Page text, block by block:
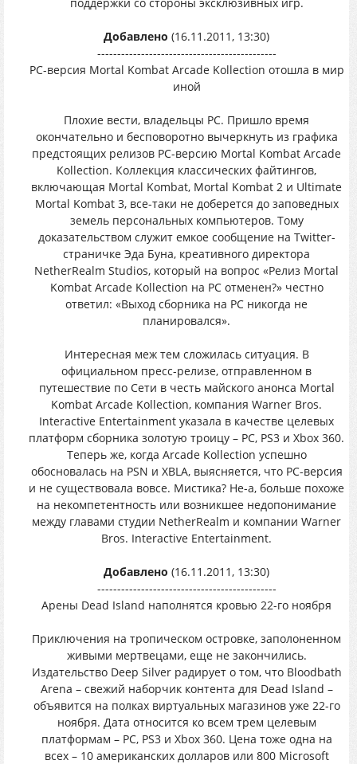
Добавлено (16.11.2011, 13:30)
---------------------------------------------
PC-версия Mortal Kombat Arcade Kollection отошла в мир
иной
Плохие вести, владельцы PC. Пришло время
окончательно и бесповоротно вычеркнуть из графика
предстоящих релизов PC-версию Mortal Kombat Arcade
Kollection. Коллекция классических файтингов,
включающая Mortal Kombat, Mortal Kombat 2 и Ultimate
Mortal Kombat 3, все-таки не доберется до заповедных
земель персональных компьютеров. Тому
доказательством служит емкое сообщение на Twitter-
страничке Эда Буна, креативного директора
NetherRealm Studios, который на вопрос «Релиз Mortal
Kombat Arcade Kollection на PC отменен?» честно
ответил: «Выход сборника на PC никогда не
планировался».
Интересная меж тем сложилась ситуация. В
официальном пресс-релизе, отправленном в
путешествие по Сети в честь майского анонса Mortal
Kombat Arcade Kollection, компания Warner Bros.
Interactive Entertainment указала в качестве целевых
платформ сборника золотую троицу – PC, PS3 и Xbox 360.
Теперь же, когда Arcade Kollection успешно
обосновалась на PSN и XBLA, выясняется, что PC-версия
и не существовала вовсе. Мистика? Не-а, больше похоже
на некомпетентность или возникшее недопонимание
между главами студии NetherRealm и компании Warner
Bros. Interactive Entertainment.
Добавлено (16.11.2011, 13:30)
---------------------------------------------
Арены Dead Island наполнятся кровью 22-го ноября
Приключения на тропическом островке, заполоненном
живыми мертвецами, еще не закончились.
Издательство Deep Silver радирует о том, что Bloodbath
Arena – свежий наборчик контента для Dead Island –
объявится на полках виртуальных магазинов уже 22-го
ноября. Дата относится ко всем трем целевым
платформам – PC, PS3 и Xbox 360. Цена тоже одна на
всех – 10 американских долларов или 800 Microsoft